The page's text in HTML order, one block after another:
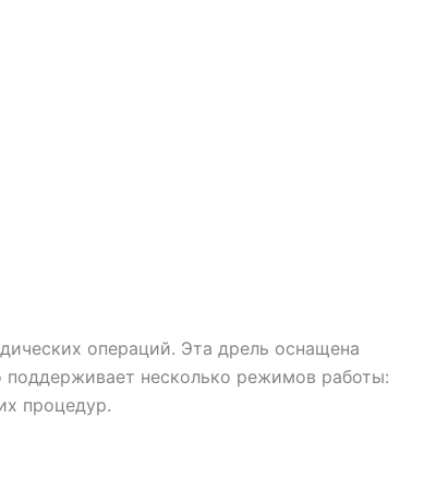
операций. Эта дрель оснащена
поддерживает несколько режимов работы:
процедур.